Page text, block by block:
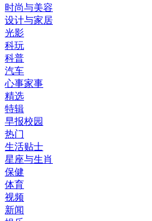
时尚与美容
设计与家居
光影
科玩
科普
汽车
心事家事
精选
特辑
早报校园
热门
生活贴士
星座与生肖
保健
体育
视频
新闻